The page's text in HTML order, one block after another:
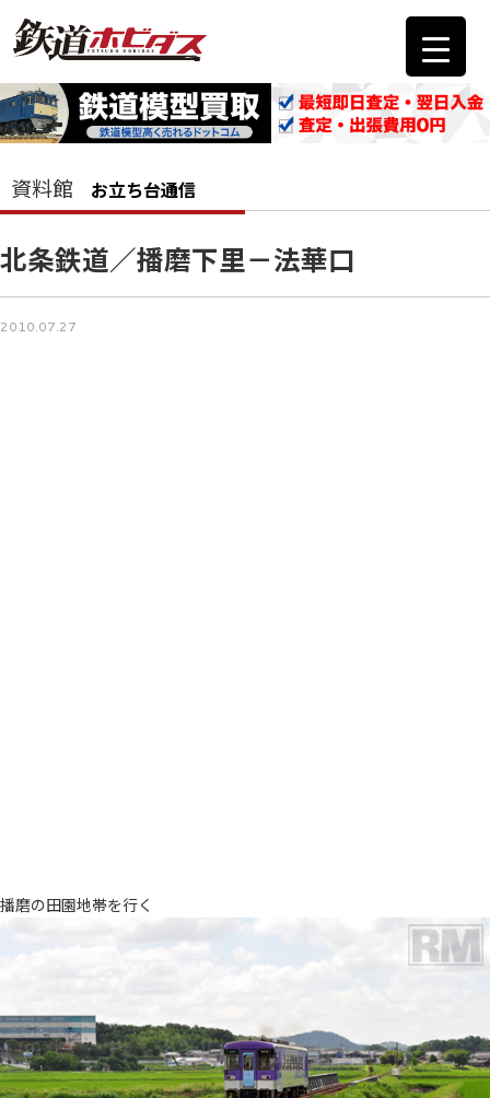
資料館 お立ち台通信
北条鉄道／播磨下里－法華口
2010.07.27
播磨の田園地帯を行く